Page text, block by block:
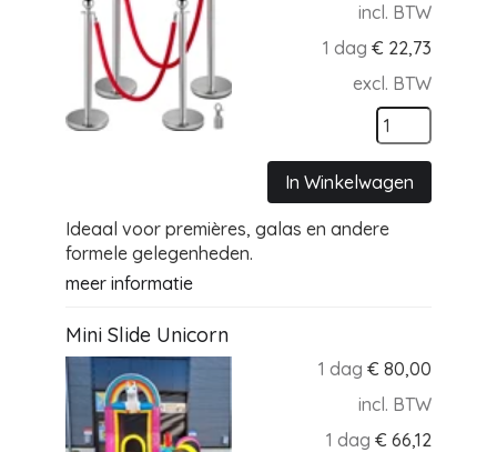
incl. BTW
1 dag € 22,73
excl. BTW
In Winkelwagen
Ideaal voor premières, galas en andere
formele gelegenheden.
meer informatie
Mini Slide Unicorn
1 dag € 80,00
incl. BTW
1 dag € 66,12